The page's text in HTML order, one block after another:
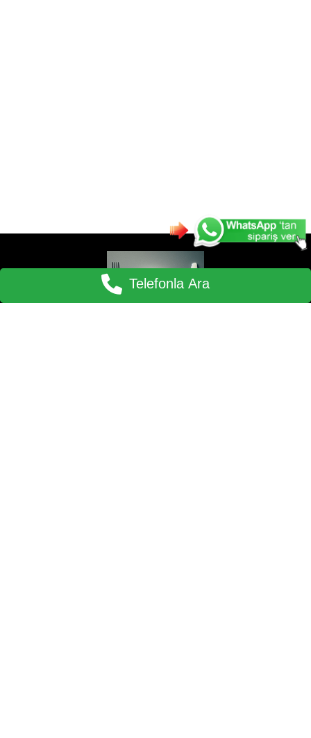
Telefonla Ara